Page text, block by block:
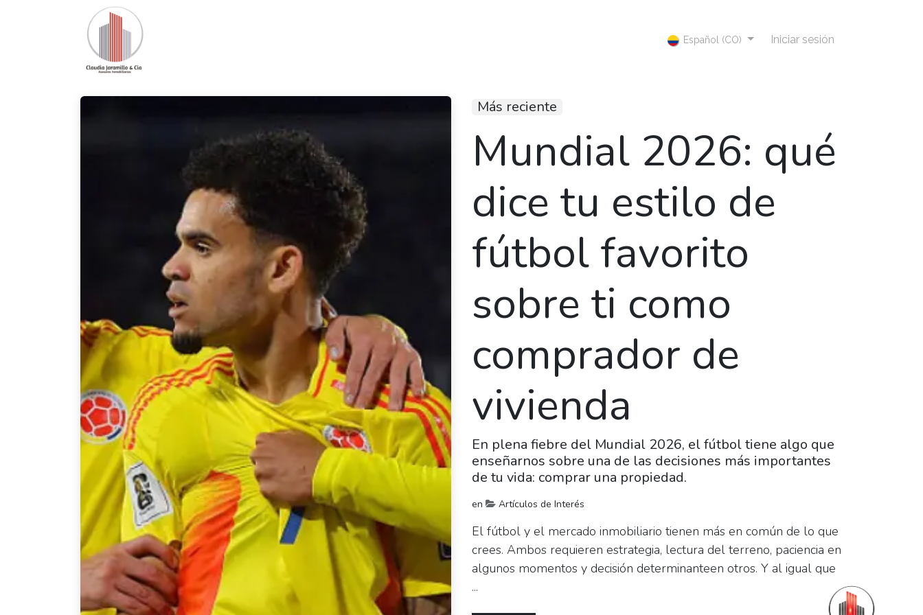
Español (CO) Iniciar sesión
Más reciente
Mundial 2026: qué
dice tu estilo de
fútbol favorito
sobre ti como
comprador de
vivienda
En plena fiebre del Mundial 2026, el fútbol tiene algo que
enseñarnos sobre una de las decisiones más importantes
de tu vida: comprar una propiedad.
en Artículos de Interés
El fútbol y el mercado inmobiliario tienen más en común de lo que
crees. Ambos requieren estrategia, lectura del terreno, paciencia en
algunos momentos y decisión determinanteen otros. Y al igual que
...